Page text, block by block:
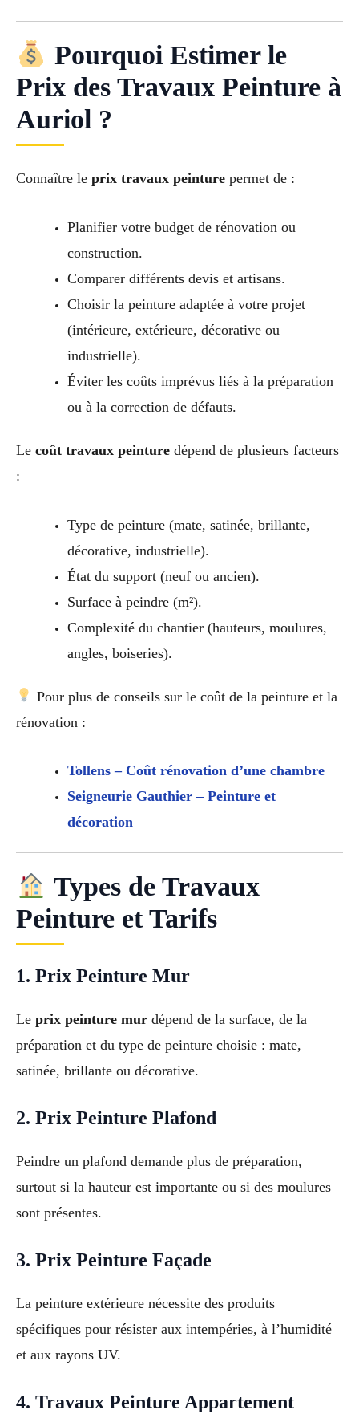
Pourquoi Estimer le
Prix des Travaux Peinture à
Auriol ?
Connaître le prix travaux peinture permet de :
Planifier votre budget de rénovation ou
construction.
Comparer différents devis et artisans.
Choisir la peinture adaptée à votre projet
(intérieure, extérieure, décorative ou
industrielle).
Éviter les coûts imprévus liés à la préparation
ou à la correction de défauts.
Le coût travaux peinture dépend de plusieurs facteurs
:
Type de peinture (mate, satinée, brillante,
décorative, industrielle).
État du support (neuf ou ancien).
Surface à peindre (m²).
Complexité du chantier (hauteurs, moulures,
angles, boiseries).
Pour plus de conseils sur le coût de la peinture et la
rénovation :
Tollens – Coût rénovation d’une chambre
Seigneurie Gauthier – Peinture et
décoration
Types de Travaux
Peinture et Tarifs
1. Prix Peinture Mur
Le prix peinture mur dépend de la surface, de la
préparation et du type de peinture choisie : mate,
satinée, brillante ou décorative.
2. Prix Peinture Plafond
Peindre un plafond demande plus de préparation,
surtout si la hauteur est importante ou si des moulures
sont présentes.
3. Prix Peinture Façade
La peinture extérieure nécessite des produits
spécifiques pour résister aux intempéries, à l’humidité
et aux rayons UV.
4. Travaux Peinture Appartement